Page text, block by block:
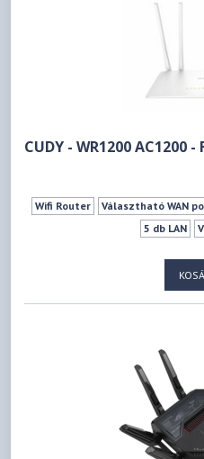
CUDY - WR1200 AC1200 -
Wifi Router Választható WAN
5 db LAN